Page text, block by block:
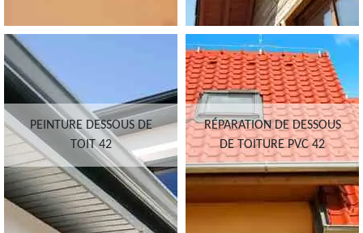
PEINTURE DESSOUS DE
TOIT 42
RÉPARATION DE DESSOUS
DE TOITURE PVC 42